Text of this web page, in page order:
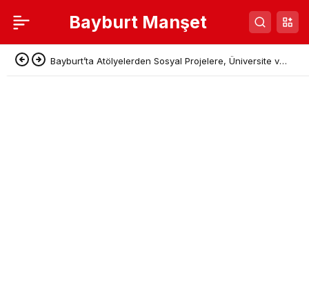
Bayburt Manşet
Bayburt’ta Atölyelerden Sosyal Projelere, Üniversite ve